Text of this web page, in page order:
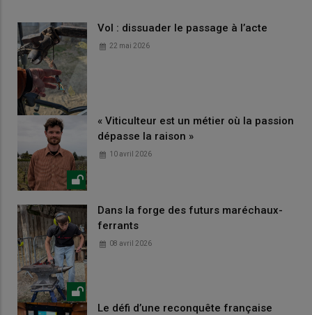
Vol : dissuader le passage à l’acte
22 mai 2026
« Viticulteur est un métier où la passion
dépasse la raison »
10 avril 2026
Dans la forge des futurs maréchaux-
ferrants
08 avril 2026
Le défi d’une reconquête française